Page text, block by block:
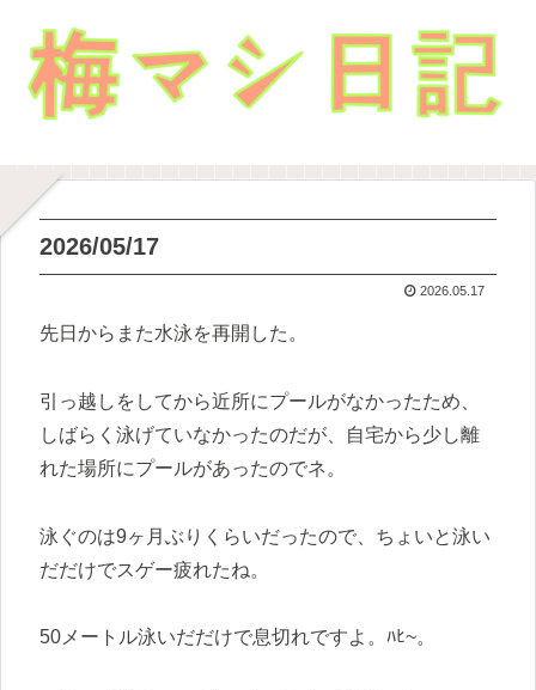
2026/05/17
2026.05.17
先日からまた水泳を再開した。
引っ越しをしてから近所にプールがなかったため、
しばらく泳げていなかったのだが、自宅から少し離
れた場所にプールがあったのでネ。
泳ぐのは9ヶ月ぶりくらいだったので、ちょいと泳い
だだけでスゲー疲れたね。
50メートル泳いだだけで息切れですよ。ﾊﾋ~。